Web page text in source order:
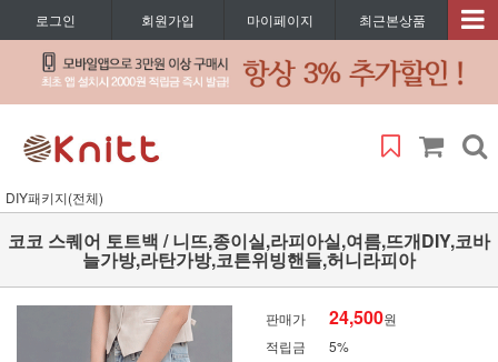
로그인 회원가입 마이페이지 최근본상품
DIY패키지(전체)
코코 스퀘어 토트백 / 니뜨,종이실,라피아실,여름,뜨개DIY,코바
늘가방,라탄가방,코튼위빙핸들,허니라피아
판매가 24,500원
적립금
5%